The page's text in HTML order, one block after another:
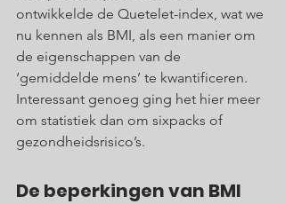
ontwikkelde de Quetelet-index, wat we
nu kennen als BMI, als een manier om
de eigenschappen van de
‘gemiddelde mens’ te kwantificeren.
Interessant genoeg ging het hier meer
om statistiek dan om sixpacks of
gezondheidsrisico’s.
De beperkingen van BMI